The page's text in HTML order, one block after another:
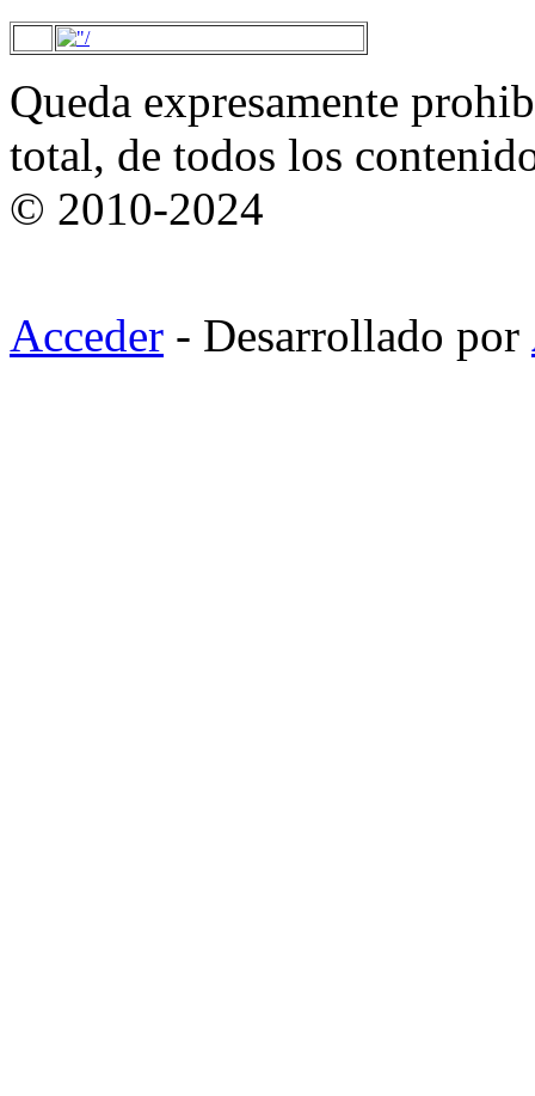
Queda expresamente
total, de todos los
© 2010-2024
Acceder - Desarrollado por